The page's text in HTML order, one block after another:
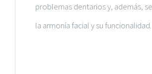
problemas dentarios y, además,
la armonía facial y su funcionalidad.